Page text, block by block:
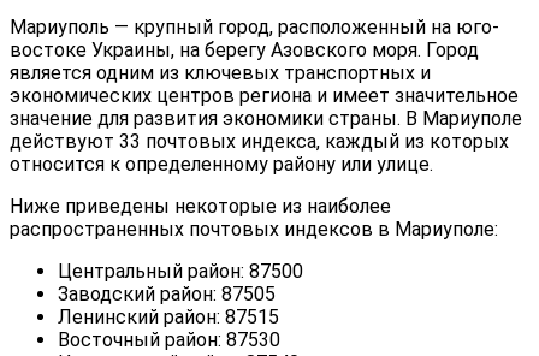
Мариуполь — крупный город, расположенный на юго-
востоке Украины, на берегу Азовского моря. Город
является одним из ключевых транспортных и
экономических центров региона и имеет значительное
значение для развития экономики страны. В Мариуполе
действуют 33 почтовых индекса, каждый из которых
относится к определенному району или улице.
Ниже приведены некоторые из наиболее
распространенных почтовых индексов в Мариуполе:
Центральный район: 87500
Заводский район: 87505
Ленинский район: 87515
Восточный район: 87530